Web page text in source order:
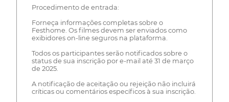
Procedimento de entrada:
Forneça informações completas sobre o
Festhome. Os filmes devem ser enviados como
exibidores on-line seguros na plataforma.
Todos os participantes serão notificados sobre o
status de sua inscrição por e-mail até 31 de março
de 2025.
A notificação de aceitação ou rejeição não incluirá
críticas ou comentários específicos à sua inscrição.